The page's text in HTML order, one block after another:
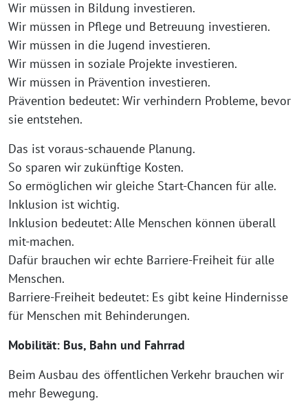
Wir müssen in Bildung investieren.
Wir müssen in Pflege und Betreuung investieren.
Wir müssen in die Jugend investieren.
Wir müssen in soziale Projekte investieren.
Wir müssen in Prävention investieren.
Prävention bedeutet: Wir verhindern Probleme, bevor
sie entstehen.
Das ist voraus-schauende Planung.
So sparen wir zukünftige Kosten.
So ermöglichen wir gleiche Start-Chancen für alle.
Inklusion ist wichtig.
Inklusion bedeutet: Alle Menschen können überall
mit-machen.
Dafür brauchen wir echte Barriere-Freiheit für alle
Menschen.
Barriere-Freiheit bedeutet: Es gibt keine Hindernisse
für Menschen mit Behinderungen.
Mobilität: Bus, Bahn und Fahrrad
Beim Ausbau des öffentlichen Verkehr brauchen wir
mehr Bewegung.